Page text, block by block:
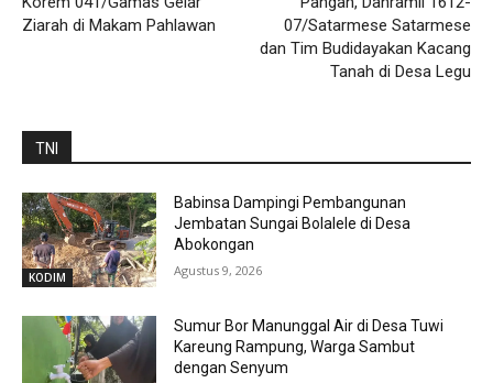
Ziarah di Makam Pahlawan
07/Satarmese Satarmese
dan Tim Budidayakan Kacang
Tanah di Desa Legu
TNI
KODIM
Babinsa Dampingi Pembangunan
Jembatan Sungai Bolalele di Desa
Abokongan
Agustus 9, 2026
Sumur Bor Manunggal Air di Desa Tuwi
Kareung Rampung, Warga Sambut
dengan Senyum